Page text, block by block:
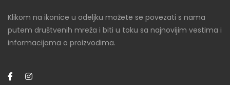
Klikom na ikonice u odeljku možete se povezati s nama
putem društvenih mreža i biti u toku sa najnovijim vestima i
informacijama o proizvodima.